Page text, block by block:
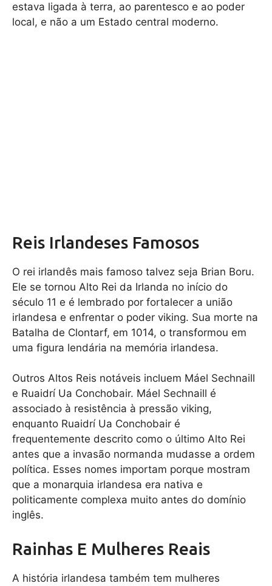
estava ligada à terra, ao parentesco e ao poder
local, e não a um Estado central moderno.
Reis Irlandeses Famosos
O rei irlandês mais famoso talvez seja Brian Boru.
Ele se tornou Alto Rei da Irlanda no início do
século 11 e é lembrado por fortalecer a união
irlandesa e enfrentar o poder viking. Sua morte na
Batalha de Clontarf, em 1014, o transformou em
uma figura lendária na memória irlandesa.
Outros Altos Reis notáveis incluem Máel Sechnaill
e Ruaidrí Ua Conchobair. Máel Sechnaill é
associado à resistência à pressão viking,
enquanto Ruaidrí Ua Conchobair é
frequentemente descrito como o último Alto Rei
antes que a invasão normanda mudasse a ordem
política. Esses nomes importam porque mostram
que a monarquia irlandesa era nativa e
politicamente complexa muito antes do domínio
inglês.
Rainhas E Mulheres Reais
A história irlandesa também tem mulheres